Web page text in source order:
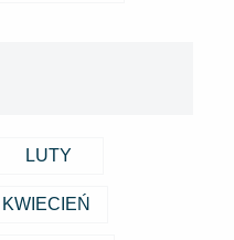
LUTY
KWIECIEŃ